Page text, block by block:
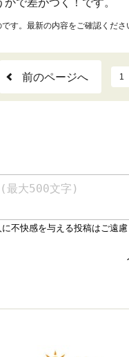
で差がつく！です。
す。最新の内容をご確認くださ
前のページへ 1